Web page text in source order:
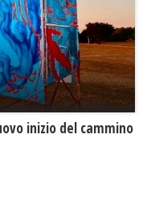
inizio del cammino